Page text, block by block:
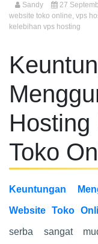
Sandy 27
website toko online, vps
kelebihan vps hosting
Hosting
Toko
Keuntungan
Website Toko
serba sangat